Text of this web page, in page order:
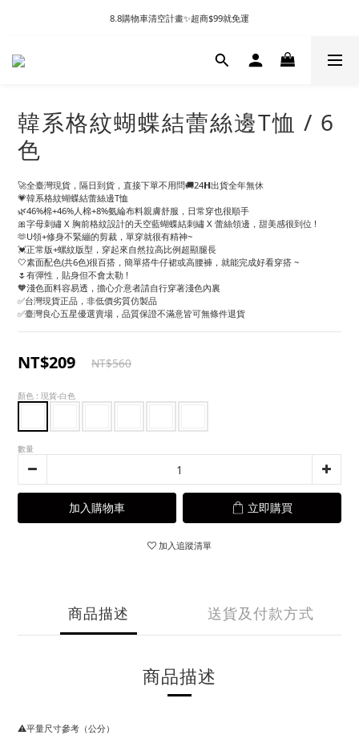
8.8購物車清空計畫✨超商$99就免運
韓系格紋蝴蝶結蕾絲邊T恤 / 6
色
🚀全臺灣現貨，隔日到貨，直接下單不用問🚚24𝗛出貨全年無休
💗韓系格紋蝴蝶結蕾絲邊T恤
🌿46%棉+46%人棉+8%氨綸布料親膚舒服，日常穿也很順手
🎀字母刺繡 X 胸前格紋設計的天空藍蝴蝶結刺繡 X 蕾絲領邊，甜美感很到位 !
🫶U領+修身不緊繃的剪裁，單穿就很有精神~
💓正常版+螺紋版型，穿起來自然拉高比例超顯腿長
🤍素面配色(共6色)很百搭，簡單搭牛仔裙或高腰褲，就能完成好看穿搭 ~
🌷有彈性，貼身但不會太勒 !
🧡淺色面料容易透，擔心介意者請自行穿著淺色內裏
✅台灣現貨正品，非低價劣質仿製品
✅臺灣良心五星優選賣場，品質保證不滿意皆可無條件退貨
NT$209 NT$560
顏色 : 現貨-白色
數量
加入購物車 立即購買
加入追蹤清單
商品描述 送貨及付款方式
商品描述
⚠️平量尺寸參考（公分）